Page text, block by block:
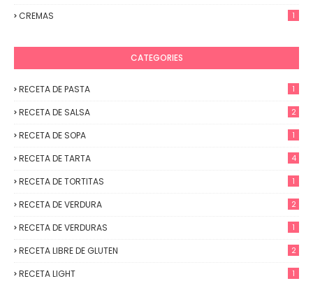
CREMAS 1
CATEGORIES
RECETA DE PASTA 1
RECETA DE SALSA 2
RECETA DE SOPA 1
RECETA DE TARTA 4
RECETA DE TORTITAS 1
RECETA DE VERDURA 2
RECETA DE VERDURAS 1
RECETA LIBRE DE GLUTEN 2
RECETA LIGHT 1